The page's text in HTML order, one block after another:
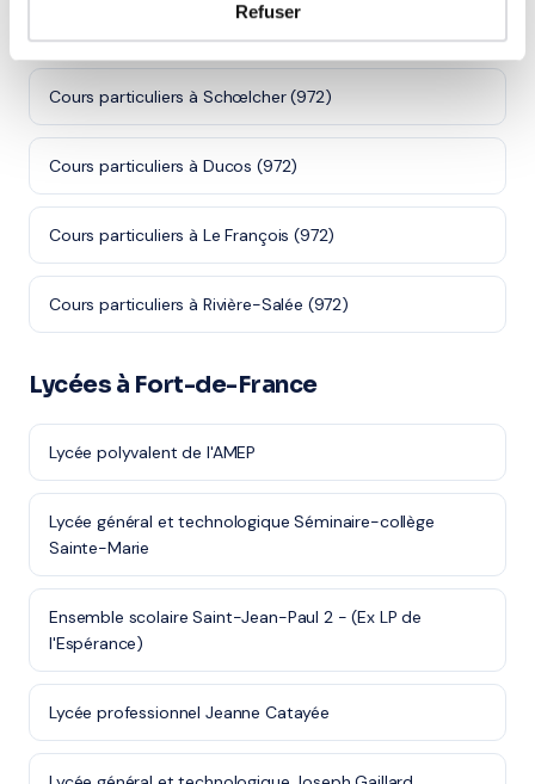
Refuser
Cours particuliers à Schœlcher (972)
Cours particuliers à Ducos (972)
Cours particuliers à Le François (972)
Cours particuliers à Rivière-Salée (972)
Lycées à Fort-de-France
Lycée polyvalent de l'AMEP
Lycée général et technologique Séminaire-collège
Sainte-Marie
Ensemble scolaire Saint-Jean-Paul 2 - (Ex LP de
l'Espérance)
Lycée professionnel Jeanne Catayée